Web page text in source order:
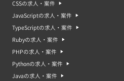
CSSの求人・案件
JavaScriptの求人・案件
TypeScriptの求人・案件
Rubyの求人・案件
PHPの求人・案件
Pythonの求人・案件
Javaの求人・案件